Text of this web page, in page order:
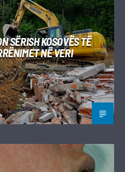
SËRISH KOSOVËS TË
NË VERI